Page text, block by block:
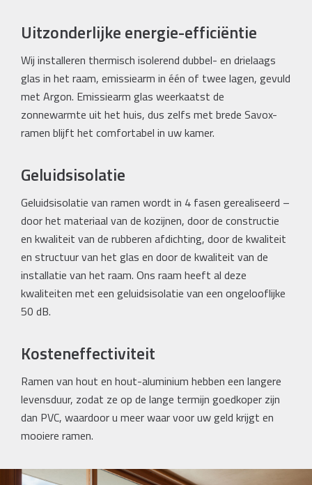
Uitzonderlijke energie-efficiëntie
Wij installeren thermisch isolerend dubbel- en drielaags
glas in het raam, emissiearm in één of twee lagen, gevuld
met Argon. Emissiearm glas weerkaatst de
zonnewarmte uit het huis, dus zelfs met brede Savox-
ramen blijft het comfortabel in uw kamer.
Geluidsisolatie
Geluidsisolatie van ramen wordt in 4 fasen gerealiseerd –
door het materiaal van de kozijnen, door de constructie
en kwaliteit van de rubberen afdichting, door de kwaliteit
en structuur van het glas en door de kwaliteit van de
installatie van het raam. Ons raam heeft al deze
kwaliteiten met een geluidsisolatie van een ongelooflijke
50 dB.
Kosteneffectiviteit
Ramen van hout en hout-aluminium hebben een langere
levensduur, zodat ze op de lange termijn goedkoper zijn
dan PVC, waardoor u meer waar voor uw geld krijgt en
mooiere ramen.